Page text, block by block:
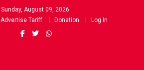
Sunday, August 09, 2026
Advertise Tariff Donation Log In